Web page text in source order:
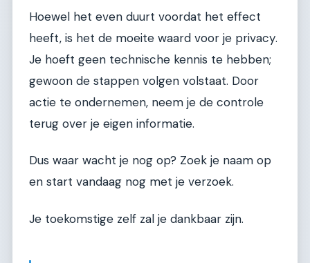
Hoewel het even duurt voordat het effect
heeft, is het de moeite waard voor je privacy.
Je hoeft geen technische kennis te hebben;
gewoon de stappen volgen volstaat. Door
actie te ondernemen, neem je de controle
terug over je eigen informatie.
Dus waar wacht je nog op? Zoek je naam op
en start vandaag nog met je verzoek.
Je toekomstige zelf zal je dankbaar zijn.